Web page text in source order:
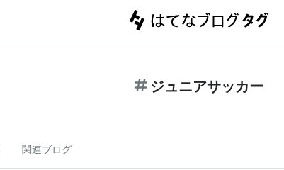
ジュニアサッカー
関連ブログ